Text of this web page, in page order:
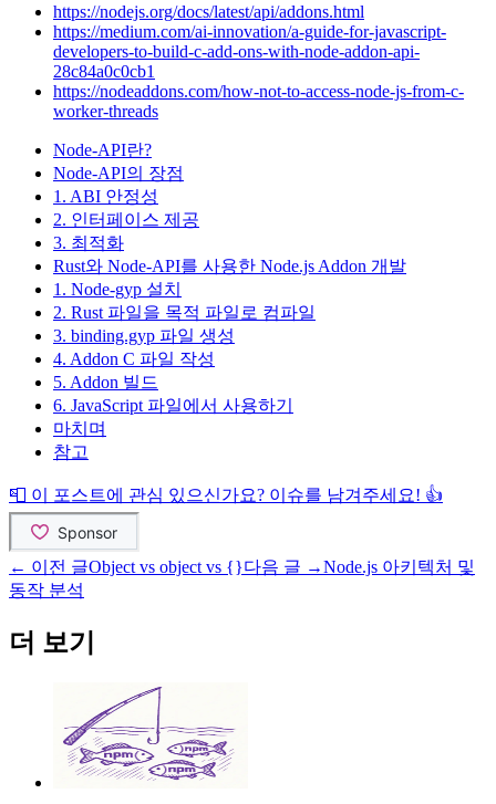
https://nodejs.org/docs/latest/api/addons.html
https://medium.com/ai-innovation/a-guide-for-javascript-
developers-to-build-c-add-ons-with-node-addon-api-
28c84a0c0cb1
https://nodeaddons.com/how-not-to-access-node-js-from-c-
worker-threads
Node-API란?
Node-API의 장점
1. ABI 안정성
2. 인터페이스 제공
3. 최적화
Rust와 Node-API를 사용한 Node.js Addon 개발
1. Node-gyp 설치
2. Rust 파일을 목적 파일로 컴파일
3. binding.gyp 파일 생성
4. Addon C 파일 작성
5. Addon 빌드
6. JavaScript 파일에서 사용하기
마치며
참고
📮 이 포스트에 관심 있으신가요? 이슈를 남겨주세요! 👍
← 이전 글Object vs object vs {}다음 글 →Node.js 아키텍처 및
동작 분석
더 보기